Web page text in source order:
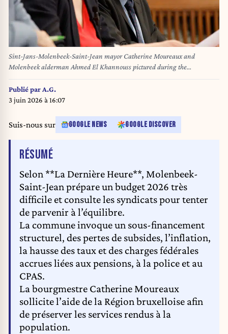
Sint-Jans-Molenbeek-Saint-Jean mayor Catherine Moureaux and
Molenbeek alderman Ahmed El Khannouss pictured during the
installation of the new city council of Molenbeek-Saint-Jean - Sint-Jans-
Molenbeek, on Friday 06 December 2024 in Brussels. PS-Vooruit,
PTB/PVDA and Molenbeek Autrement reached an agreement to for a city
KAGHAT
Publié par A.G.
3 juin 2026 à 16:07
Suis-nous sur GOOGLE NEWS GOOGLE DISCOVER
RÉSUMÉDE L'ARTICLE
Selon **La Dernière Heure**, Molenbeek-
Saint-Jean prépare un budget 2026 très
difficile et consulte les syndicats pour tenter
de parvenir à l’équilibre.
La commune invoque un sous-financement
structurel, des pertes de subsides, l’inflation,
la hausse des taux et des charges fédérales
accrues liées aux pensions, à la police et au
CPAS.
La bourgmestre Catherine Moureaux
sollicite l’aide de la Région bruxelloise afin
de préserver les services rendus à la
population.